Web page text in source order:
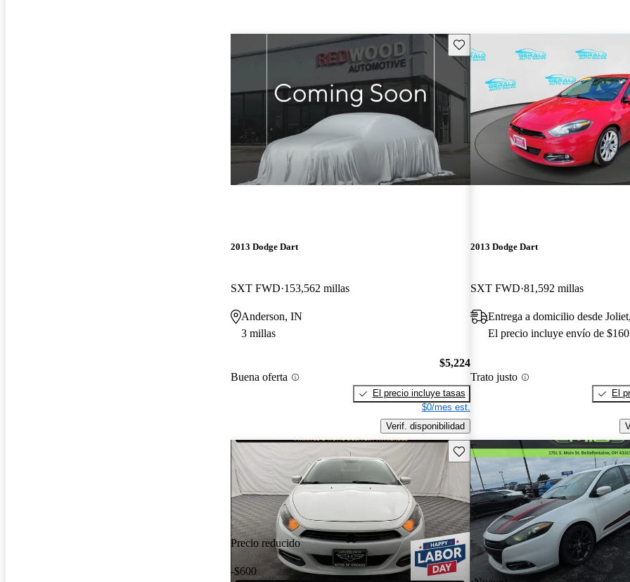
Guarda este Aviso
2013 Dodge Dart
SXT FWD 153,562 millas
Anderson, IN
3 millas
Buena oferta
$5,224
El precio incluye tasas
$0/mes est.
Verif. disponibilidad
2013 Dodge Dart
SXT FWD 81,592 millas
Entrega a domicilio desde
El precio incluye envío de $160
Trato justo
El
Precio reducido
-$600
Guarda este Aviso